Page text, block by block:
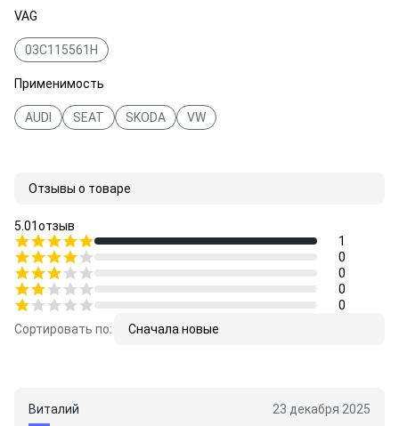
VAG
03C115561H
Применимость
AUDI SEAT SKODA VW
Отзывы о товаре
5.01отзыв
1
0
0
0
0
Сортировать по:
Сначала новые
Виталий
23 декабря 2025